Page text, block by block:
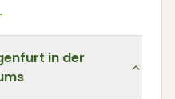
in der